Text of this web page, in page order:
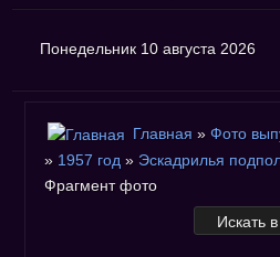
Понедельник 10 августа 2026
Главная » Фото
» 1957 год » Эскадрилья
Фрагмент фото